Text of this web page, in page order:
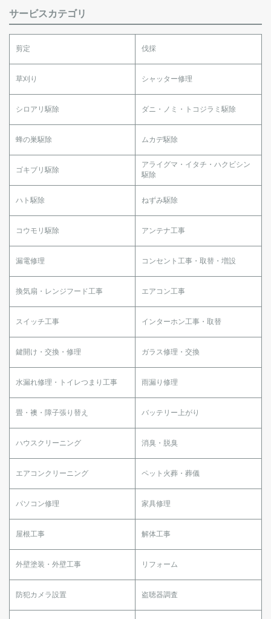
サービスカテゴリ
剪定 伐採
草刈り シャッター修理
シロアリ駆除 ダニ・ノミ・トコジラミ駆除
蜂の巣駆除 ムカデ駆除
ゴキブリ駆除
アライグマ・イタチ・ハクビシン
駆除
ハト駆除 ねずみ駆除
コウモリ駆除 アンテナ工事
漏電修理 コンセント工事・取替・増設
換気扇・レンジフード工事 エアコン工事
スイッチ工事 インターホン工事・取替
鍵開け・交換・修理 ガラス修理・交換
水漏れ修理・トイレつまり工事 雨漏り修理
畳・襖・障子張り替え バッテリー上がり
ハウスクリーニング 消臭・脱臭
エアコンクリーニング ペット火葬・葬儀
パソコン修理 家具修理
屋根工事 解体工事
外壁塗装・外壁工事 リフォーム
防犯カメラ設置 盗聴器調査